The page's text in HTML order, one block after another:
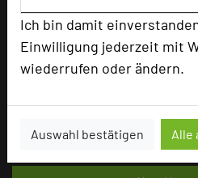
Ich bin damit
Einwilligung jederzeit mit
wiederrufen oder ändern.
Auswahl bestätigen
Tagungsplaner